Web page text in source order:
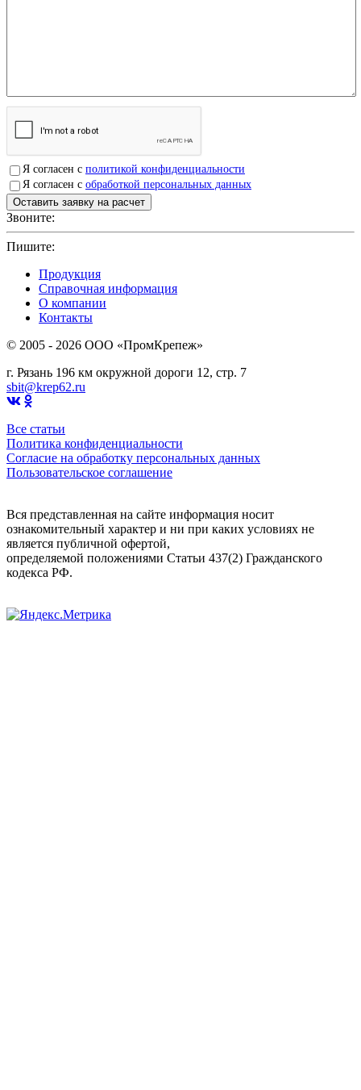
Я согласен с политикой конфиденциальности
Я согласен с обработкой персональных данных
Звоните:
Пишите:
Продукция
Справочная информация
О компании
Контакты
© 2005 - 2026 OOO «ПромКрепеж»
г. Рязань 196 км окружной дороги 12, стр. 7
sbit@krep62.ru
Все статьи
Политика конфиденциальности
Согласие на обработку персональных данных
Пользовательское соглашение
Вся представленная на сайте информация носит
ознакомительный характер и ни при каких условиях не
является публичной офертой,
определяемой положениями Статьи 437(2) Гражданского
кодекса РФ.